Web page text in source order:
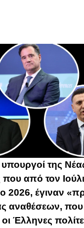
υπουργοί της
που από τον
2026, έγιναν
αναθέσεων, που
Έλληνες